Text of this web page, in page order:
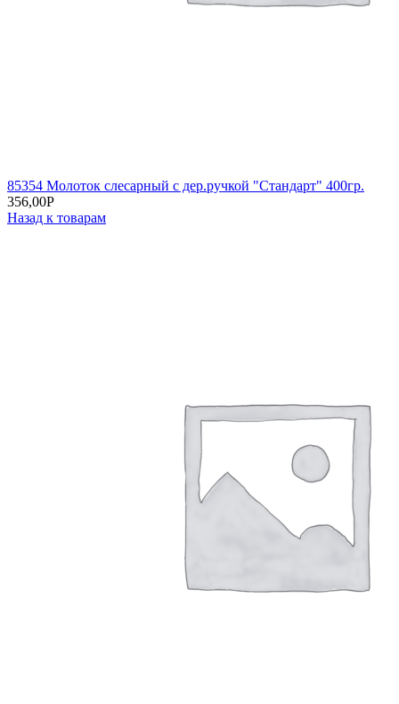
85354 Молоток слесарный с дер.ручкой "Стандарт" 400гр.
356,00Р
Назад к товарам